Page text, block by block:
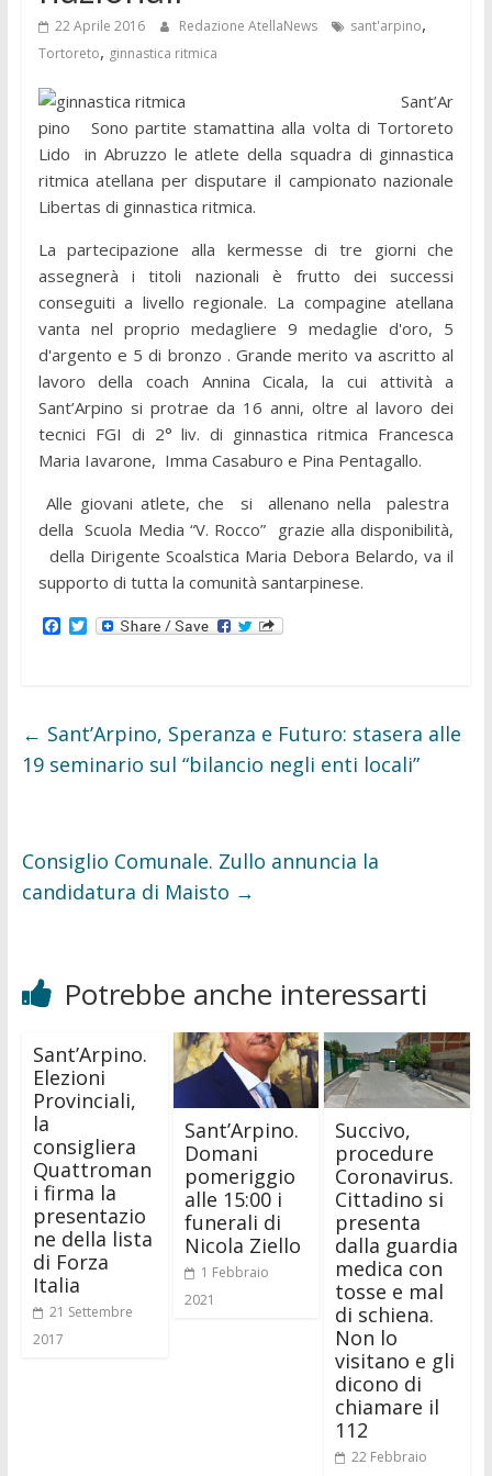
22 Aprile 2016 Redazione AtellaNews sant'arpino,
Tortoreto, ginnastica ritmica
Sant’Ar
pino Sono partite stamattina alla volta di Tortoreto
Lido in Abruzzo le atlete della squadra di ginnastica
ritmica atellana per disputare il campionato nazionale
Libertas di ginnastica ritmica.
La partecipazione alla kermesse di tre giorni che
assegnerà i titoli nazionali è frutto dei successi
conseguiti a livello regionale. La compagine atellana
vanta nel proprio medagliere 9 medaglie d'oro, 5
d'argento e 5 di bronzo . Grande merito va ascritto al
lavoro della coach Annina Cicala, la cui attività a
Sant’Arpino si protrae da 16 anni, oltre al lavoro dei
tecnici FGI di 2° liv. di ginnastica ritmica Francesca
Maria Iavarone, Imma Casaburo e Pina Pentagallo.
Alle giovani atlete, che si allenano nella palestra
della Scuola Media “V. Rocco” grazie alla disponibilità,
della Dirigente Scoalstica Maria Debora Belardo, va il
supporto di tutta la comunità santarpinese.
F
o
k
T
r
← Sant’Arpino, Speranza e Futuro: stasera alle
19 seminario sul “bilancio negli enti locali”
Consiglio Comunale. Zullo annuncia la
candidatura di Maisto →
Potrebbe anche interessarti
Sant’Arpino.
Elezioni
Provinciali,
la
consigliera
Quattroman
i firma la
presentazio
ne della lista
di Forza
Italia
21 Settembre
2017
Sant’Arpino.
Domani
pomeriggio
alle 15:00 i
funerali di
Nicola Ziello
1 Febbraio
2021
Succivo,
procedure
Coronavirus.
Cittadino si
presenta
dalla guardia
medica con
tosse e mal
di schiena.
Non lo
visitano e gli
dicono di
chiamare il
112
22 Febbraio